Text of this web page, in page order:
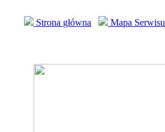
Strona główna Mapa Serwisu